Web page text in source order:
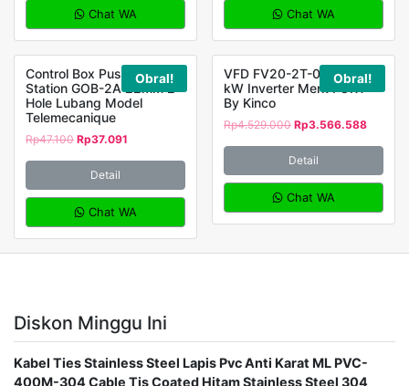
Chat WA Chat WA
Obral!
Control Box Push Button
Station GOB-2A 22mm 2
Hole Lubang Model
Telemecanique
Rp47.100 Rp37.091
Detail
Chat WA
Obral!
VFD FV20-2T-0015G 1,5
kW Inverter Merk FORT
By Kinco
Rp4.529.000 Rp3.566.588
Detail
Chat WA
Diskon Minggu Ini
Kabel Ties Stainless Steel Lapis Pvc Anti Karat ML PVC-
400M-304 Cable Tis Coated Hitam Stainless Steel 304